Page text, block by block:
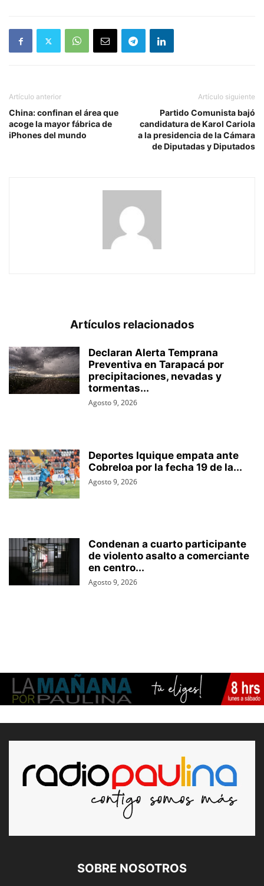
Artículo anterior
China: confinan el área que
acoge la mayor fábrica de
iPhones del mundo
Artículo siguiente
Partido Comunista bajó
candidatura de Karol Cariola
a la presidencia de la Cámara
de Diputadas y Diputados
Artículos relacionados
Declaran Alerta Temprana
Preventiva en Tarapacá por
precipitaciones, nevadas y
tormentas...
Agosto 9, 2026
Deportes Iquique empata ante
Cobreloa por la fecha 19 de la...
Agosto 9, 2026
Condenan a cuarto participante
de violento asalto a comerciante
en centro...
Agosto 9, 2026
SOBRE NOSOTROS